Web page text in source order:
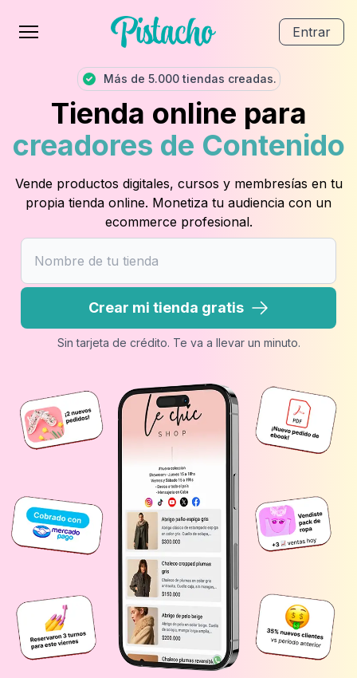
Entrar
Más de 5.000 tiendas creadas.
Tienda online para
creadores de Contenido
Vende productos digitales, cursos y membresías en tu
propia tienda online. Monetiza tu audiencia con un
ecommerce profesional.
Crear mi tienda gratis
Sin tarjeta de crédito. Te va a llevar un minuto.